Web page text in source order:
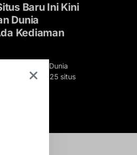
Baru Ini Kini
Dunia
Kediaman
Warisan Dunia
25 situs